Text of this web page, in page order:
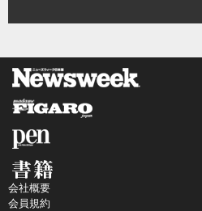
会社概要
会員規約